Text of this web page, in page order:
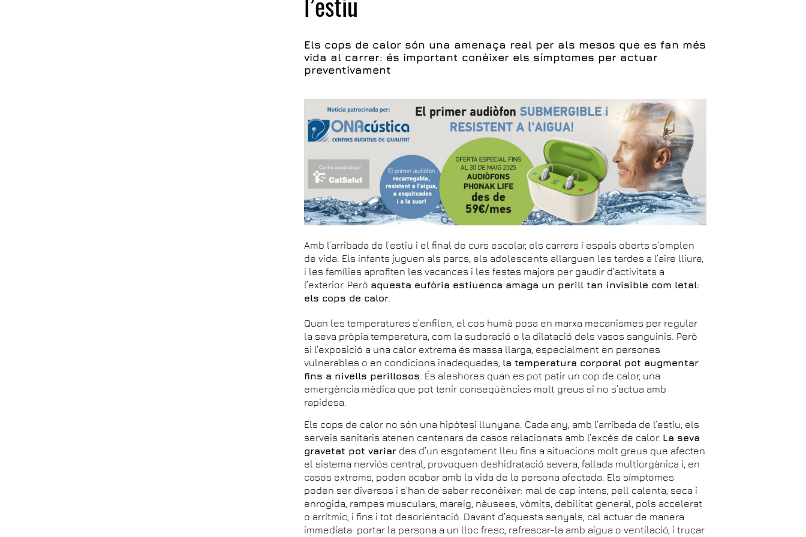
Els cops de calor són una amenaça real per als mesos que es fan més
vida al carrer: és important conèixer els símptomes per actuar
preventivament
Amb l’arribada de l’estiu i el final de curs escolar, els carrers i espais oberts s’omplen
de vida. Els infants juguen als parcs, els adolescents allarguen les tardes a l’aire lliure,
i les famílies aprofiten les vacances i les festes majors per gaudir d’activitats a
l’exterior. Però aquesta eufòria estiuenca amaga un perill tan invisible com letal:
els cops de calor
Quan les temperatures s’enfilen, el cos humà posa en marxa mecanismes per regular
la seva pròpia temperatura, com la sudoració o la dilatació dels vasos sanguinis. Però
si l’exposició a una calor extrema és massa llarga, especialment en persones
vulnerables o en condicions inadequades, la temperatura corporal pot augmentar
fins a nivells perillosos . És aleshores quan es pot patir un cop de calor, una
emergència mèdica que pot tenir conseqüències molt greus si no s’actua amb
rapidesa.
Els cops de calor no són una hipòtesi llunyana. Cada any, amb l’arribada de l’estiu, els
serveis sanitaris atenen centenars de casos relacionats amb l’excés de calor. La seva
gravetat pot variar des d’un esgotament lleu fins a situacions molt greus que afecten
el sistema nerviós central, provoquen deshidratació severa, fallada multiorgànica i, en
casos extrems, poden acabar amb la vida de la persona afectada. Els símptomes
poden ser diversos i s’han de saber reconèixer: mal de cap intens, pell calenta, seca i
enrogida, rampes musculars, mareig, nàusees, vòmits, debilitat general, pols accelerat
o arrítmic, i fins i tot desorientació. Davant d’aquests senyals, cal actuar de manera
immediata: portar la persona a un lloc fresc, refrescar-la amb aigua o ventilació, i trucar